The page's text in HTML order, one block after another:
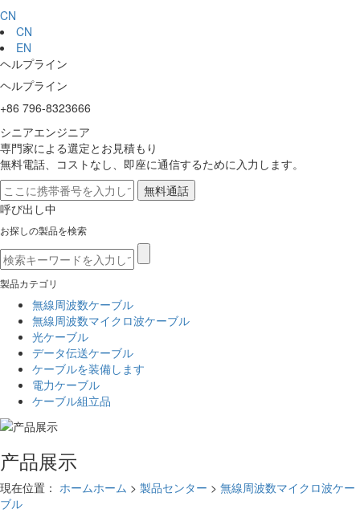
CN
CN
EN
ヘルプライン
ヘルプライン
+86 796-8323666
シニアエンジニア
専門家による選定とお見積もり
無料電話、コストなし、即座に通信するために入力します。
呼び出し中
お探しの製品を検索
製品カテゴリ
無線周波数ケーブル
無線周波数マイクロ波ケーブル
光ケーブル
データ伝送ケーブル
ケーブルを装備します
電力ケーブル
ケーブル組立品
产品展示
現在位置： ホームホーム > 製品センター > 無線周波数マイクロ波ケー
ブル